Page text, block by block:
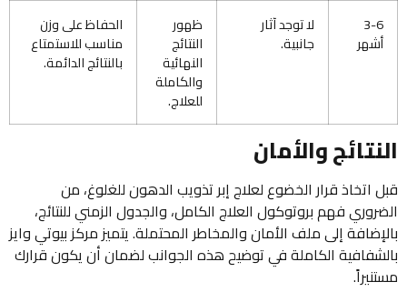
3-6
أشهر
لا توجد آثار
جانبية.
ظهور
النتائج
النهائية
والكاملة
للعلاج.
الحفاظ على وزن
مناسب للاستمتاع
بالنتائج الدائمة.
النتائج والأمان
قبل اتخاذ قرار الخضوع لعلاج إبر تذويب الدهون للغلوغ، من
الضروري فهم بروتوكول العلاج الكامل، والجدول الزمني للنتائج،
بالإضافة إلى ملف الأمان والمخاطر المحتملة. يتميز مركز بيوتي وايز
بالشفافية الكاملة في توضيح هذه الجوانب لضمان أن يكون قرارك
مستنيراً.